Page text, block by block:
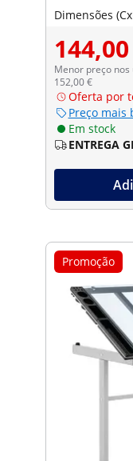
Dimensões
Menor preço
152,00 €
Oferta por
Preço mais
Em stock
ENTREGA
Promoção